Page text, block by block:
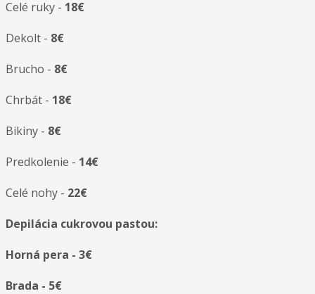
Celé ruky - 18€
Dekolt - 8€
Brucho - 8€
Chrbát - 18€
Bikiny - 8€
Predkolenie - 14€
Celé nohy - 22€
Depilácia cukrovou pastou:
Horná pera - 3€
Brada - 5€